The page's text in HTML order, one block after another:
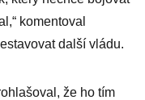
komentoval
další vládu.
že ho tím